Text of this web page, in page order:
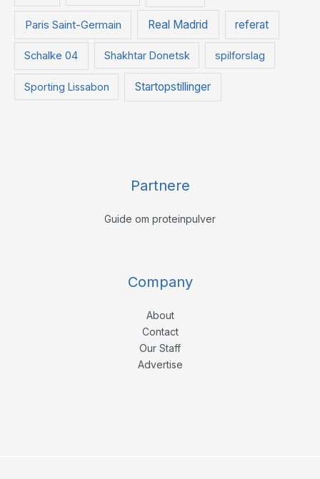
Paris Saint-Germain Real Madrid referat
Schalke 04 Shakhtar Donetsk spilforslag
Sporting Lissabon Startopstillinger
Partnere
Guide om proteinpulver
Company
About
Contact
Our Staff
Advertise